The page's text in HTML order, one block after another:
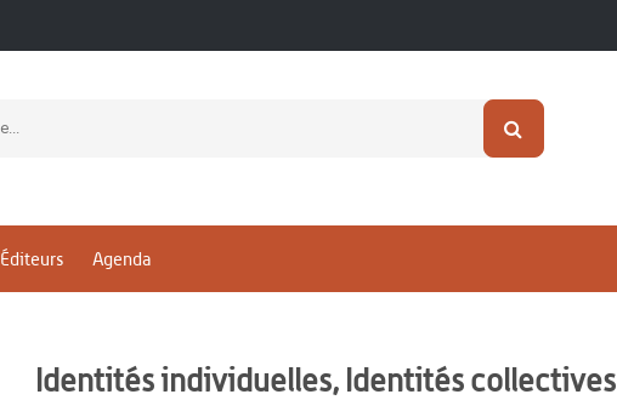
Éditeurs Agenda
Identités individuelles, Identités collectives